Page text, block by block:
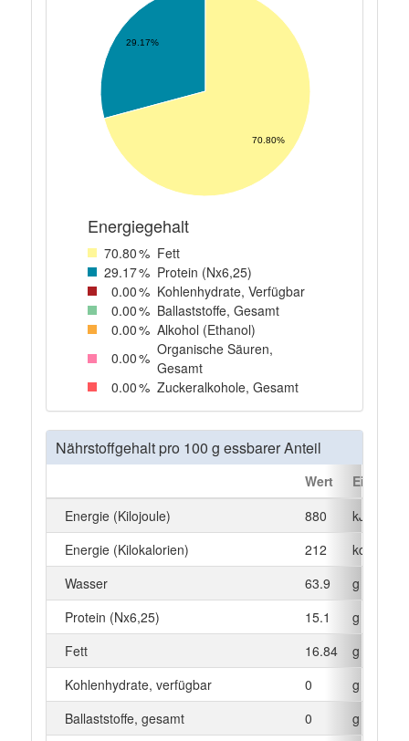
29.17%
70.80%
Energiegehalt
70.80% Fett
29.17% Protein (Nx6,25)
0.00% Kohlenhydrate, Verfügbar
0.00% Ballaststoffe, Gesamt
0.00% Alkohol (Ethanol)
0.00% Organische Säuren,
Gesamt
0.00% Zuckeralkohole, Gesamt
Nährstoffgehalt pro 100 g essbarer Anteil
Wert
Einheit
Energie (Kilojoule)
880
kJ
Energie (Kilokalorien)
212
kcal
Wasser
63.9
g
Protein (Nx6,25)
15.1
g
Fett
16.84
g
Kohlenhydrate, verfügbar
0
g
Ballaststoffe, gesamt
0
g